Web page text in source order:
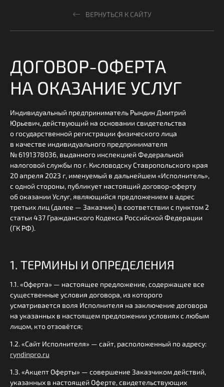
ВЕРНУТЬСЯ К САЙТУ
ДОГОВОР-ОФЕРТА
НА ОКАЗАНИЕ УСЛУГ
Индивидуальный предприниматель Рындин Дмитрий
Юрьевич, действующий на основании свидетельства
о государственной регистрации физического лица
в качестве индивидуального предпринимателя
№ 6191378036, выданного инспекцией Федеральной
налоговой службы по г. Кисловодску Ставропольского края
20 апреля 2023 г, именуемый в дальнейшем «Исполнитель»,
с одной стороны, публикует настоящий договор-оферту
об оказании Услуг, являющийся предложением в адрес
третьих лиц (далее — Заказчик) в соответствии с пунктом 2
статьи 437 Гражданского Кодекса Российской Федерации
(ГК РФ).
1. ТЕРМИНЫ И ОПРЕДЕЛЕНИЯ
1.1. «Оферта» — настоящее предложение, содержащее все
существенные условия договора, из которого
усматривается воля Исполнителя на заключение договора
на указанных в настоящем предложении условиях с любым
лицом, кто отзовётся;
1.2. «Сайт Исполнителя» — сайт, расположенный по адресу:
ryndinpro.ru
1.3. «Акцепт Оферты» — совершение Заказчиком действий,
указанных в настоящей Оферте, свидетельствующих